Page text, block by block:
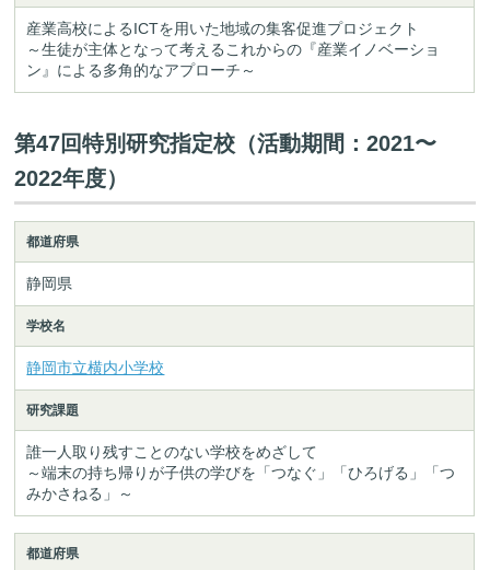
産業高校によるICTを用いた地域の集客促進プロジェクト
～生徒が主体となって考えるこれからの『産業イノベーショ
ン』による多角的なアプローチ～
第47回特別研究指定校（活動期間：2021〜
2022年度）
都道府県
静岡県
学校名
静岡市立横内小学校
研究課題
誰一人取り残すことのない学校をめざして
～端末の持ち帰りが子供の学びを「つなぐ」「ひろげる」「つ
みかさねる」～
都道府県